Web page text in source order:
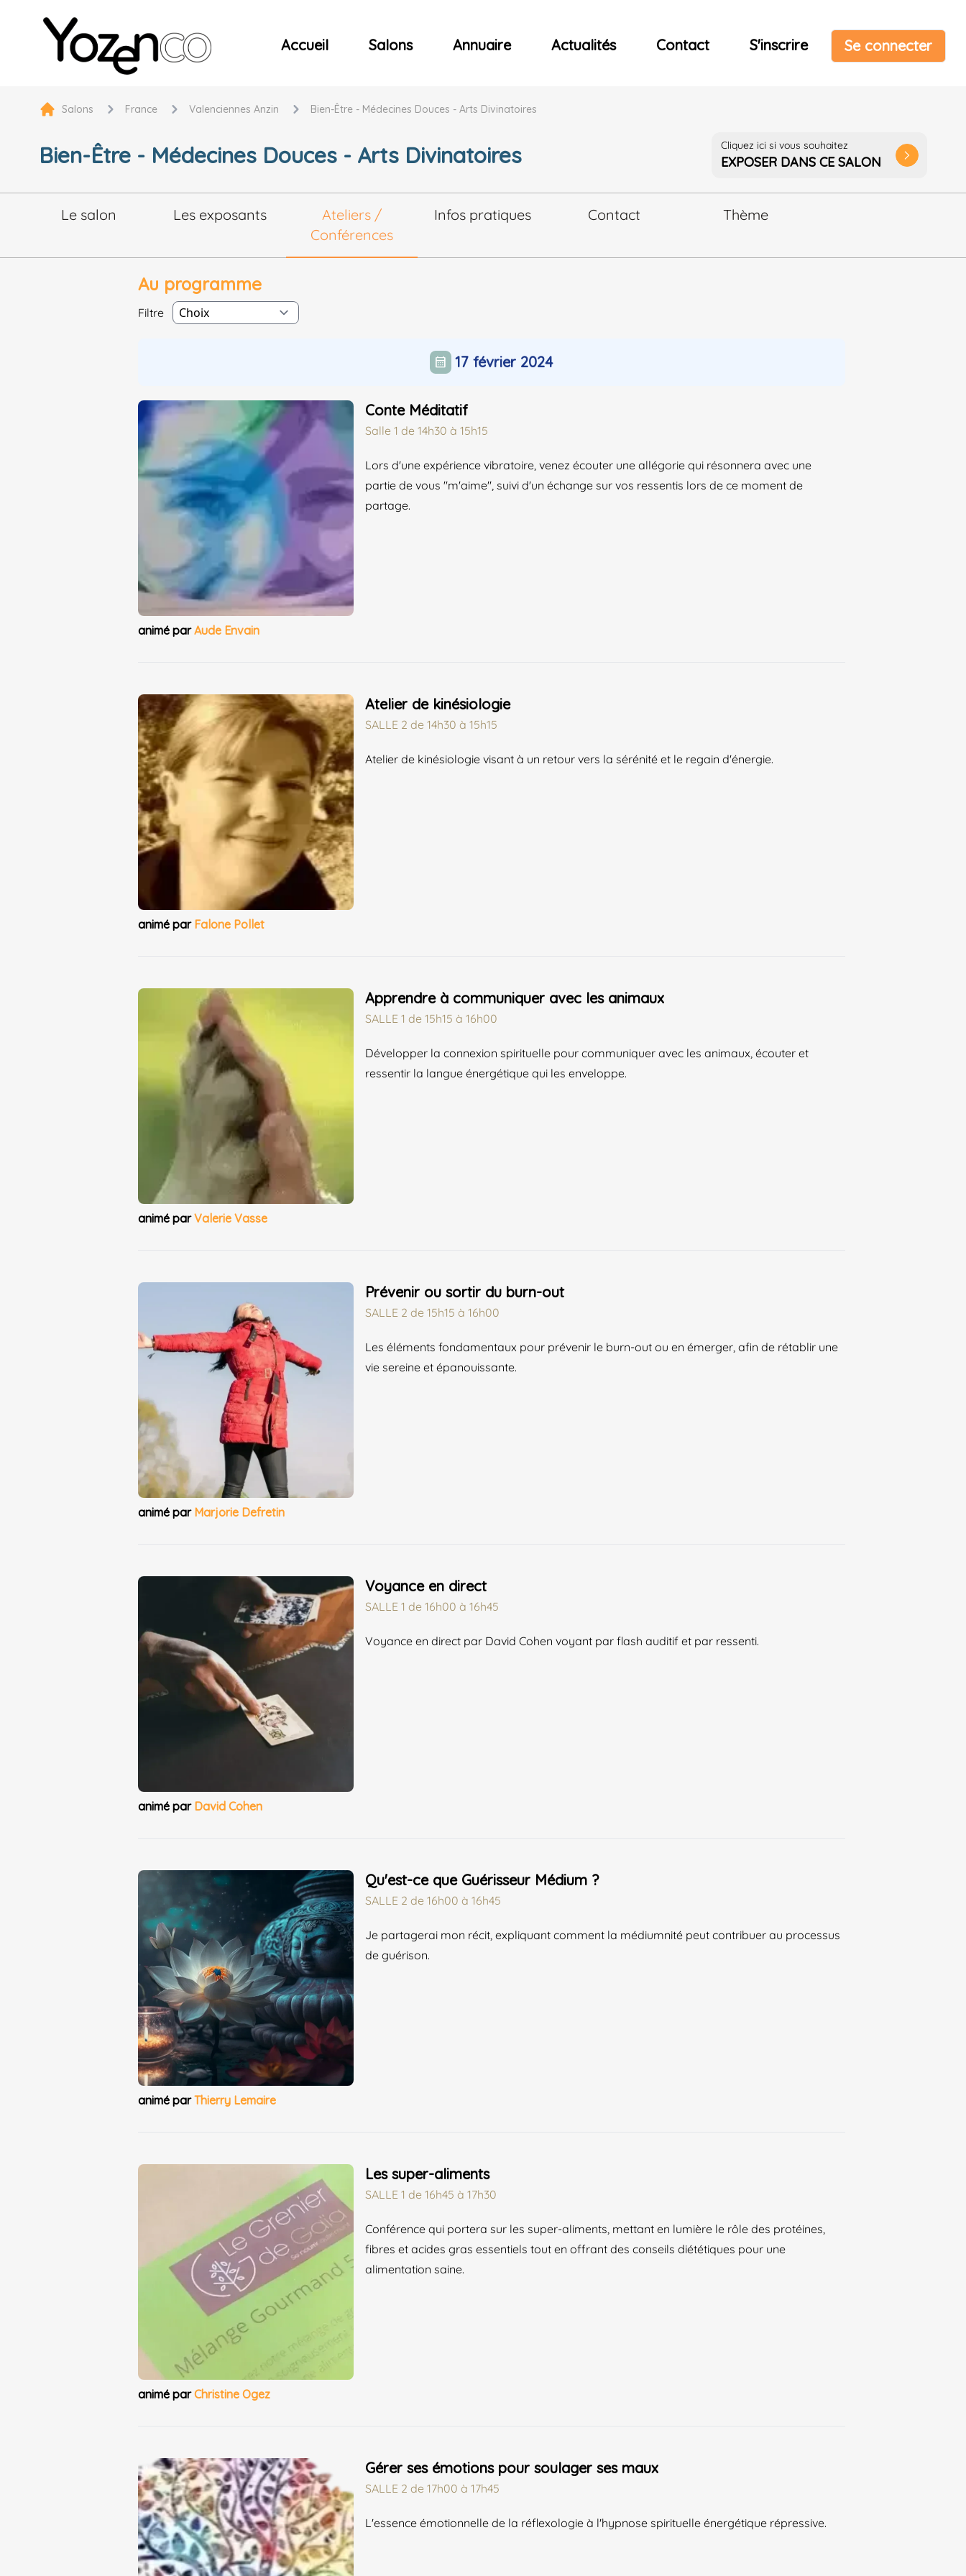
Yozenco - Organisateur de Salons, Evénements et Concerts
Accueil Salons Annuaire Actualités Contact S'inscrire Se connecter
Salons France Valenciennes Anzin Bien-Être - Médecines Douces - Arts Divinatoires
Bien-Être - Médecines Douces - Arts Divinatoires Cliquez ici si vous souhaitez
EXPOSER DANS CE SALON arrow_forward_ios
Le salon Les exposants
Ateliers /
Conférences
Infos pratiques Contact Thème
Au programme
Filtre
calendar_month 17 février 2024
Conte Méditatif
Salle 1de14h30 à 15h15
Lors d'une expérience vibratoire, venez écouter une allégorie qui résonnera avec une
partie de vous "m'aime", suivi d'un échange sur vos ressentis lors de ce moment de
partage.
animé parAude Envain
Atelier de kinésiologie
SALLE 2de14h30 à 15h15
Atelier de kinésiologie visant à un retour vers la sérénité et le regain d'énergie.
animé par Falone Pollet
Apprendre à communiquer avec les animaux
SALLE 1de15h15 à 16h00
Développer la connexion spirituelle pour communiquer avec les animaux, écouter et
ressentir la langue énergétique qui les enveloppe.
animé parValerie Vasse
Prévenir ou sortir du burn-out
SALLE 2de15h15 à 16h00
Les éléments fondamentaux pour prévenir le burn-out ou en émerger, afin de rétablir une
vie sereine et épanouissante.
animé par Marjorie Defretin
Voyance en direct
SALLE 1de16h00 à 16h45
Voyance en direct par David Cohen voyant par flash auditif et par ressenti.
animé par David Cohen
Qu'est-ce que Guérisseur Médium ?
SALLE 2de16h00 à 16h45
Je partagerai mon récit, expliquant comment la médiumnité peut contribuer au processus
de guérison.
animé parThierry Lemaire
Les super-aliments
SALLE 1de16h45 à 17h30
Conférence qui portera sur les super-aliments, mettant en lumière le rôle des protéines,
fibres et acides gras essentiels tout en offrant des conseils diététiques pour une
alimentation saine.
animé parChristine Ogez
Gérer ses émotions pour soulager ses maux
SALLE 2de17h00 à 17h45
L'essence émotionnelle de la réflexologie à l'hypnose spirituelle énergétique répressive.